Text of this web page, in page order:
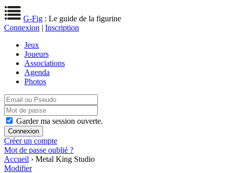
G-Fig : Le guide de la figurine
Connexion | Inscription
Jeux
Joueurs
Associations
Agenda
Photos
Garder ma session ouverte.
Créer un compte
Mot de passe oublié ?
Accueil › Metal King Studio
Modifier